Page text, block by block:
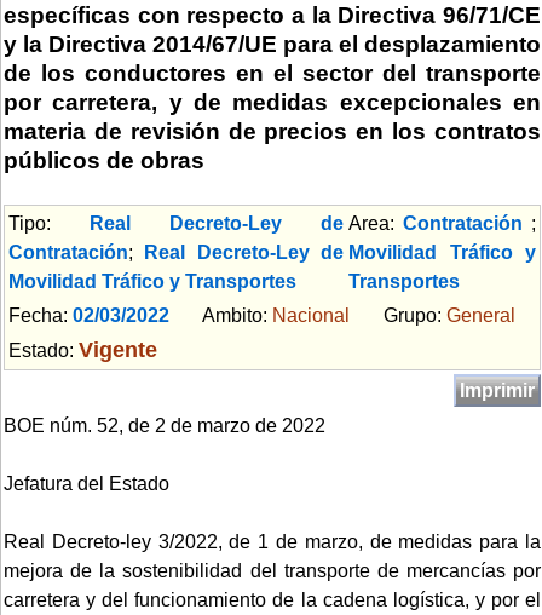
específicas con respecto a la Directiva 96/71/CE
y la Directiva 2014/67/UE para el desplazamiento
de los conductores en el sector del transporte
por carretera, y de medidas excepcionales en
materia de revisión de precios en los contratos
públicos de obras
Tipo:
Real Decreto-Ley de
Contratación;
Real Decreto-Ley de
Movilidad Tráfico y Transportes
Area: Contratación ;
Movilidad Tráfico y
Transportes
Fecha: 02/03/2022 Ambito: Nacional Grupo: General
Estado: Vigente
Imprimir
BOE núm. 52, de 2 de marzo de 2022
Jefatura del Estado
Real Decreto-ley 3/2022, de 1 de marzo, de medidas para la
mejora de la sostenibilidad del transporte de mercancías por
carretera y del funcionamiento de la cadena logística, y por el